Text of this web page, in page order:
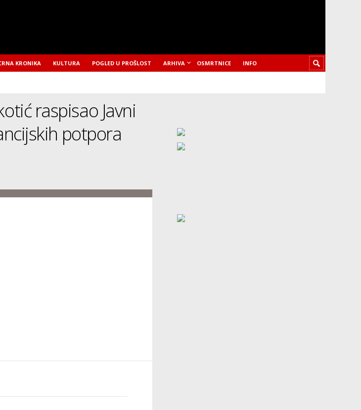
KRONIKA KULTURA POGLED U PROŠLOST ARHIVA OSMRTNICE INFO
raspisao Javni
potpora